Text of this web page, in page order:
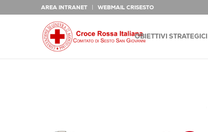
AREA INTRANET WEBMAIL CRISESTO
OBIETTIVI STRATEGICI